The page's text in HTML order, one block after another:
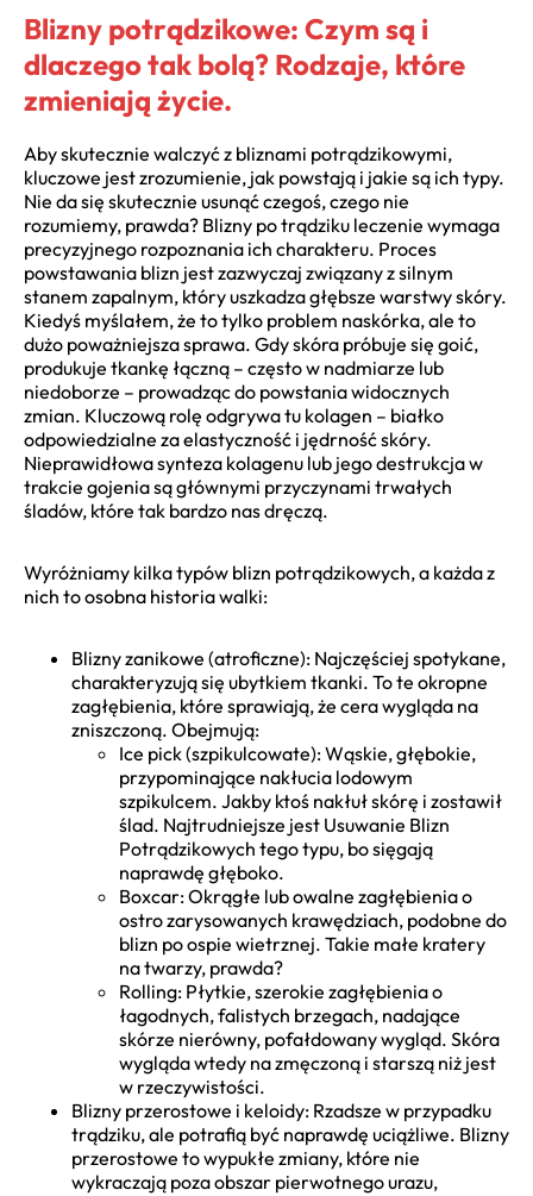
Blizny potrądzikowe: Czym są i
dlaczego tak bolą? Rodzaje, które
zmieniają życie.
Aby skutecznie walczyć z bliznami potrądzikowymi,
kluczowe jest zrozumienie, jak powstają i jakie są ich typy.
Nie da się skutecznie usunąć czegoś, czego nie
rozumiemy, prawda? Blizny po trądziku leczenie wymaga
precyzyjnego rozpoznania ich charakteru. Proces
powstawania blizn jest zazwyczaj związany z silnym
stanem zapalnym, który uszkadza głębsze warstwy skóry.
Kiedyś myślałem, że to tylko problem naskórka, ale to
dużo poważniejsza sprawa. Gdy skóra próbuje się goić,
produkuje tkankę łączną – często w nadmiarze lub
niedoborze – prowadząc do powstania widocznych
zmian. Kluczową rolę odgrywa tu kolagen – białko
odpowiedzialne za elastyczność i jędrność skóry.
Nieprawidłowa synteza kolagenu lub jego destrukcja w
trakcie gojenia są głównymi przyczynami trwałych
śladów, które tak bardzo nas dręczą.
Wyróżniamy kilka typów blizn potrądzikowych, a każda z
nich to osobna historia walki:
Blizny zanikowe (atroficzne): Najczęściej spotykane,
charakteryzują się ubytkiem tkanki. To te okropne
zagłębienia, które sprawiają, że cera wygląda na
zniszczoną. Obejmują:
Ice pick (szpikulcowate): Wąskie, głębokie,
przypominające nakłucia lodowym
szpikulcem. Jakby ktoś nakłuł skórę i zostawił
ślad. Najtrudniejsze jest Usuwanie Blizn
Potrądzikowych tego typu, bo sięgają
naprawdę głęboko.
Boxcar: Okrągłe lub owalne zagłębienia o
ostro zarysowanych krawędziach, podobne do
blizn po ospie wietrznej. Takie małe kratery
na twarzy, prawda?
Rolling: Płytkie, szerokie zagłębienia o
łagodnych, falistych brzegach, nadające
skórze nierówny, pofałdowany wygląd. Skóra
wygląda wtedy na zmęczoną i starszą niż jest
w rzeczywistości.
Blizny przerostowe i keloidy: Rzadsze w przypadku
trądziku, ale potrafią być naprawdę uciążliwe. Blizny
przerostowe to wypukłe zmiany, które nie
wykraczają poza obszar pierwotnego urazu,